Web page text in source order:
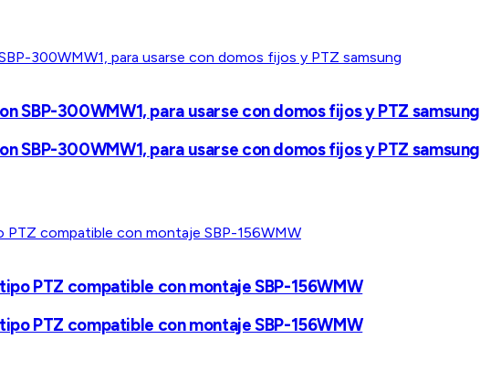
SBP-300WMW1, para usarse con domos fijos y PTZ samsung
SBP-300WMW1, para usarse con domos fijos y PTZ samsung
PTZ compatible con montaje SBP-156WMW
PTZ compatible con montaje SBP-156WMW